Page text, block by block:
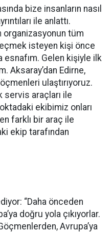
bize insanların nasıl
ile anlattı.
organizasyonun tüm
isteyen kişi önce
esnafım. Gelen kişiyle ilk
Aksaray’dan Edirne,
ulaştırıyoruz.
servis araçları ile
ekibimiz onları
farklı bir araç ile
ekip tarafından
“Daha önceden
doğru yola çıkıyorlar.
Avrupa’ya